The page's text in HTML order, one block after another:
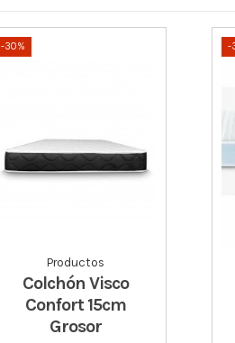
-30%
Productos
Colchón Visco
Confort 15cm
Grosor
-